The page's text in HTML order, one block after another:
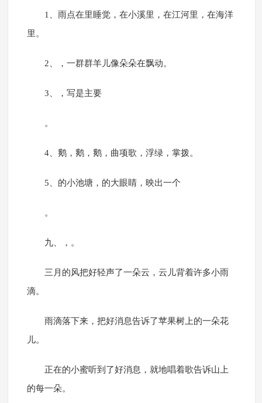
1、雨点在里睡觉，在小溪里，在江河里，在海洋
里。
2、，一群群羊儿像朵朵在飘动。
3、，写是主要
。
4、鹅，鹅，鹅，曲项歌，浮绿，掌拨。
5、的小池塘，的大眼睛，映出一个
。
九、，。
三月的风把好轻声了一朵云，云儿背着许多小雨
滴。
雨滴落下来，把好消息告诉了苹果树上的一朵花
儿。
正在的小蜜听到了好消息，就地唱着歌告诉山上
的每一朵。